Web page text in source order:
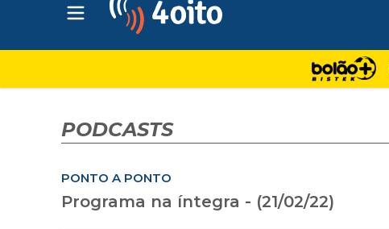
Abrir menu principal
PODCASTS
PONTO A PONTO
Programa na íntegra - (21/02/22)